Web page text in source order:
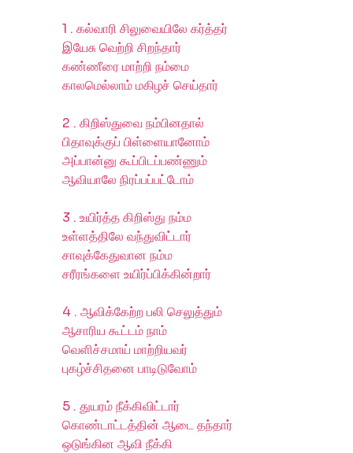
1 . கல்வாரி சிலுவையிலே கர்த்தர்
இயேசு வெற்றி சிறந்தார்
கண்ணீரை மாற்றி நம்மை
காலமெல்லாம் மகிழச் செய்தார்
2 . கிறிஸ்துவை நம்பினதால்
பிதாவுக்குப் பிள்ளையானோம்
அப்பான்னு கூப்பிடப்பண்ணும்
ஆவியாலே நிரப்பப்பட்டோம்
3 . உயிர்த்த கிறிஸ்து நம்ம
உள்ளத்திலே வந்துவிட்டார்
சாவுக்கேதுவான நம்ம
சரீரங்களை உயிர்ப்பிக்கின்றார்
4 . ஆவிக்கேற்ற பலி செலுத்தும்
ஆசாரிய கூட்டம் நாம்
வெளிச்சமாய் மாற்றியவர்
புகழ்ச்சிதனை பாடிடுவோம்
5 . துயரம் நீக்கிவிட்டார்
கொண்டாட்டத்தின் ஆடை தந்தார்
ஒடுங்கின ஆவி நீக்கி